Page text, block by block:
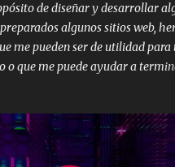
de diseñar y desarrollar
algunos sitios web,
me pueden ser de utilidad
o que me puede ayudar a
que te pueden ayudar si
que estos son tan solo algunos,